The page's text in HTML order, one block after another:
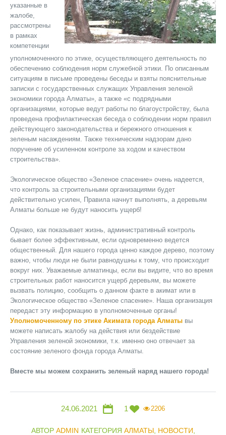
указанные в
жалобе,
рассмотрены
в рамках
компетенции
уполномоченного по этике, осуществляющего деятельность по
обеспечению соблюдения норм служебной этики. По описанным
ситуациям в письме проведены беседы и взяты пояснительные
записки с государственных служащих Управления зеленой
экономики города Алматы», а также «с подрядными
организациями, которые ведут работы по благоустройству, была
проведена профилактическая беседа о соблюдении норм правил
действующего законодательства и бережного отношения к
зеленым насаждениям. Также техническим надзорам дано
поручение об усиленном контроле за ходом и качеством
строительства».
Экологическое общество «Зеленое спасение» очень надеется,
что контроль за строительными организациями будет
действительно усилен, Правила начнут выполнять, а деревьям
Алматы больше не будут наносить ущерб!
Однако, как показывает жизнь, административный контроль
бывает более эффективным, если одновременно ведется
общественный. Для нашего города ценно каждое дерево, поэтому
важно, чтобы люди не были равнодушны к тому, что происходит
вокруг них. Уважаемые алматинцы, если вы видите, что во время
строительных работ наносится ущерб деревьям, вы можете
вызвать полицию, сообщить о данном факте в акимат или в
Экологическое общество «Зеленое спасение». Наша организация
передаст эту информацию в уполномоченные органы!
Уполномоченному по этике Акимата города Алматы вы
можете написать жалобу на действия или бездействие
Управления зеленой экономики, т.к. именно оно отвечает за
состояние зеленого фонда города Алматы.
Вместе мы можем сохранить зеленый наряд нашего города!
24.06.2021 1 2206
АВТОР ADMIN КАТЕГОРИЯ АЛМАТЫ, НОВОСТИ